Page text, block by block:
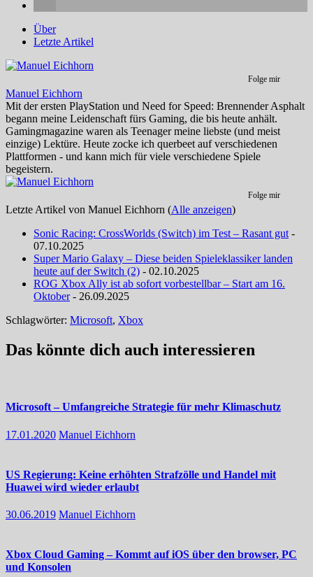
Über
Letzte Artikel
Folge mir
Manuel Eichhorn
Mit der ersten PlayStation und Need for Speed: Brennender Asphalt
begann meine Leidenschaft fürs Gaming, die bis heute anhält.
Gamingmagazine waren als Teenager meine liebste (und meist
einzige) Lektüre. Heute zocke ich querbeet auf verschiedenen
Plattformen - und kann mich für viele verschiedene Spiele
begeistern.
Folge mir
Letzte Artikel von Manuel Eichhorn (Alle anzeigen)
Sonic Racing: CrossWorlds (Switch) im Test – Rasant gut -
07.10.2025
Super Mario Galaxy – Diese beiden Spieleklassiker landen
heute auf der Switch (2) - 02.10.2025
ROG Xbox Ally ist ab sofort vorbestellbar – Start am 16.
Oktober- 26.09.2025
Schlagwörter: Microsoft, Xbox
Das könnte dich auch interessieren
Microsoft – Umfangreiche Strategie für mehr Klimaschutz
17.01.2020 Manuel Eichhorn
US Regierung: Keine erhöhten Strafzölle und Handel mit
Huawei wird wieder erlaubt
30.06.2019 Manuel Eichhorn
Xbox Cloud Gaming – Kommt auf iOS über den browser, PC
und Konsolen